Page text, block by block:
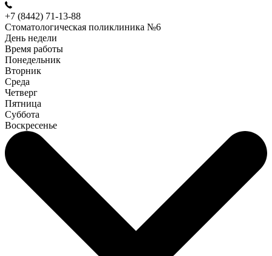
+7 (8442) 71-13-88
Стоматологическая поликлиника №6
День недели
Время работы
Понедельник
Вторник
Среда
Четверг
Пятница
Суббота
Воскресенье